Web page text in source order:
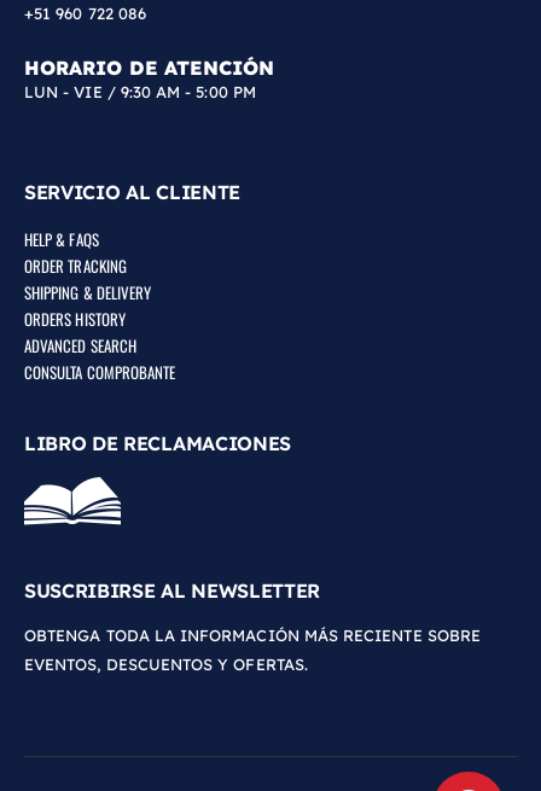
+51 960 722 086
HORARIO DE ATENCIÓN
LUN - VIE / 9:30 AM - 5:00 PM
SERVICIO AL CLIENTE
HELP & FAQS
ORDER TRACKING
SHIPPING & DELIVERY
ORDERS HISTORY
ADVANCED SEARCH
CONSULTA COMPROBANTE
LIBRO DE RECLAMACIONES
SUSCRIBIRSE AL NEWSLETTER
OBTENGA TODA LA INFORMACIÓN MÁS RECIENTE SOBRE
EVENTOS, DESCUENTOS Y OFERTAS.